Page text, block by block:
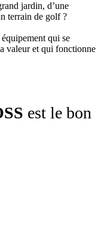
jardin, d’une
terrain de golf ?
qui se
valeur et qui fonctionne
est le bon